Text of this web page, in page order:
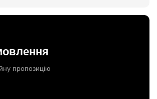
пропозицію